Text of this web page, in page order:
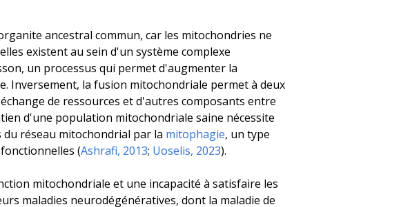
ancestral commun, car les mitochondries ne
existent au sein d'un système complexe
un processus qui permet d'augmenter la
Inversement, la fusion mitochondriale permet à deux
de ressources et d'autres composants entre
d'une population mitochondriale saine nécessite
réseau mitochondrial par la mitophagie, un type
(Ashrafi, 2013; Uoselis, 2023).
mitochondriale et une incapacité à satisfaire les
maladies neurodégénératives, dont la maladie de